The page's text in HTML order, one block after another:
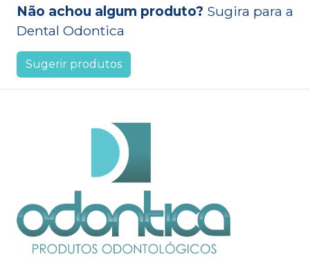
Não achou algum produto? Sugira para a
Dental Odontica
Sugerir produtos